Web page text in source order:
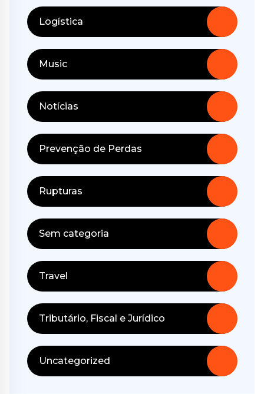
Logística
Music
Notícias
Prevenção de Perdas
Rupturas
Sem categoria
Travel
Tributário, Fiscal e Jurídico
Uncategorized